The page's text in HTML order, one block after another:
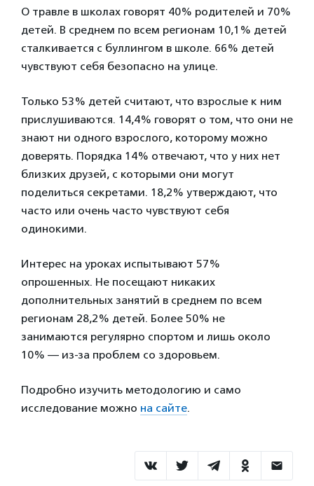
О травле в школах говорят 40% родителей и 70%
детей. В среднем по всем регионам 10,1% детей
сталкивается с буллингом в школе. 66% детей
чувствуют себя безопасно на улице.
Только 53% детей считают, что взрослые к ним
прислушиваются. 14,4% говорят о том, что они не
знают ни одного взрослого, которому можно
доверять. Порядка 14% отвечают, что у них нет
близких друзей, с которыми они могут
поделиться секретами. 18,2% утверждают, что
часто или очень часто чувствуют себя
одинокими.
Интерес на уроках испытывают 57%
опрошенных. Не посещают никаких
дополнительных занятий в среднем по всем
регионам 28,2% детей. Более 50% не
занимаются регулярно спортом и лишь около
10% — из-за проблем со здоровьем.
Подробно изучить методологию и само
исследование можно на сайте.